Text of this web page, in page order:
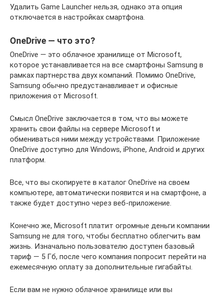
Удалить Game Launcher нельзя, однако эта опция
отключается в настройках смартфона.
OneDrive — что это?
OneDrive — это облачное хранилище от Microsoft,
которое устанавливается на все смартфоны Samsung в
рамках партнерства двух компаний. Помимо OneDrive,
Samsung обычно предустанавливает и офисные
приложения от Microsoft.
Смысл OneDrive заключается в том, что вы можете
хранить свои файлы на сервере Microsoft и
обмениваться ними между устройствами. Приложение
OneDrive доступно для Windows, iPhone, Android и других
платформ.
Все, что вы скопируете в каталог OneDrive на своем
компьютере, автоматически появится и на смартфоне, а
также будет доступно через веб-приложение.
Конечно же, Microsoft платит огромные деньги компании
Samsung не для того, чтобы бесплатно облегчить вам
жизнь. Изначально пользователю доступен базовый
тариф — 5 Гб, после чего компания попросит перейти на
ежемесячную оплату за дополнительные гигабайты.
Если вам не нужно облачное хранилище или вы